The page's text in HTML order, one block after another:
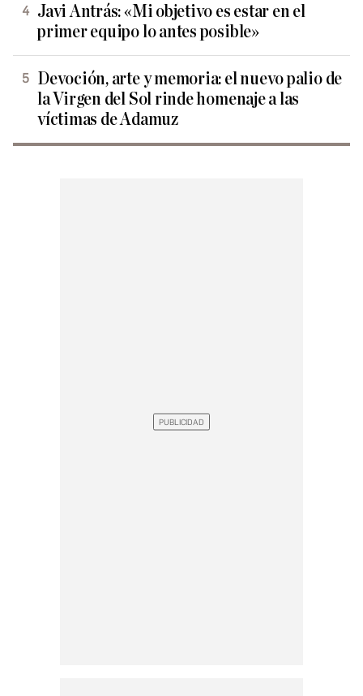
Javi Antrás: «Mi objetivo es estar en el
primer equipo lo antes posible»
Devoción, arte y memoria: el nuevo palio de
la Virgen del Sol rinde homenaje a las
víctimas de Adamuz